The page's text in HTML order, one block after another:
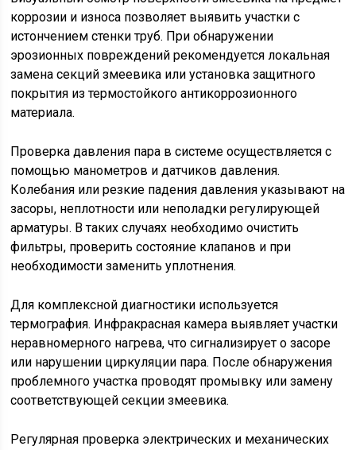
коррозии и износа позволяет выявить участки с
истончением стенки труб. При обнаружении
эрозионных повреждений рекомендуется локальная
замена секций змеевика или установка защитного
покрытия из термостойкого антикоррозионного
материала.
Проверка давления пара в системе осуществляется с
помощью манометров и датчиков давления.
Колебания или резкие падения давления указывают на
засоры, неплотности или неполадки регулирующей
арматуры. В таких случаях необходимо очистить
фильтры, проверить состояние клапанов и при
необходимости заменить уплотнения.
Для комплексной диагностики используется
термография. Инфракрасная камера выявляет участки
неравномерного нагрева, что сигнализирует о засоре
или нарушении циркуляции пара. После обнаружения
проблемного участка проводят промывку или замену
соответствующей секции змеевика.
Регулярная проверка электрических и механических